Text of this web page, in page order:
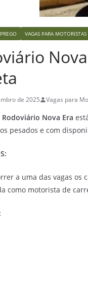
VAGAS PARA
de 2025 Vagas para
Rodoviário Nova Era
pesados e com
a uma das vagas
como motorista de